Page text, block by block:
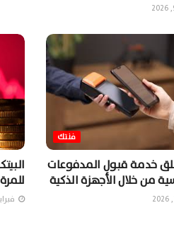
فنتك
خدمة قبول المدفوعات
من خلال الأجهزة الذكية
فبراير 1,